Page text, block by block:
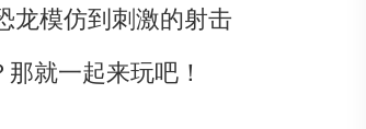
龙模仿到刺激的射击
就一起来玩吧！